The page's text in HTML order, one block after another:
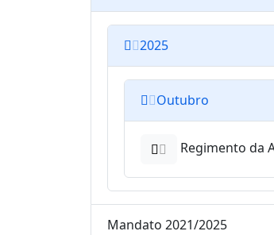
2025
Outubro
Regimento da
Mandato 2021/2025